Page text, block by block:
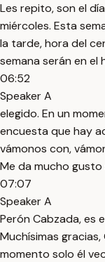
Les repito, son el
miércoles. Esta
la tarde, hora del
semana serán en
06:52
Speaker A
elegido. En un
encuesta que hay
vámonos con,
Me da mucho
07:07
Speaker A
Perón Cabzada, es
Muchísimas
momento solo él